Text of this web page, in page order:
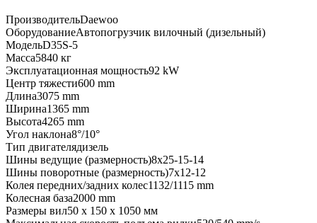
ПроизводительDaewoo
ОборудованиеАвтопогрузчик вилочный (дизельный)
МодельD35S-5
Масса5840 кг
Эксплуатационная мощность92 kW
Центр тяжести600 mm
Длина3075 mm
Ширина1365 mm
Высота4265 mm
Угол наклона8°/10°
Тип двигателядизель
Шины ведущие (размерность)8х25-15-14
Шины поворотные (размерность)7х12-12
Колея передних/задних колес1132/1115 mm
Колесная база2000 mm
Размеры вил50 x 150 x 1050 мм